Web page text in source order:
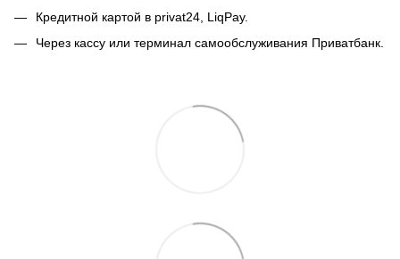
Кредитной картой в privat24, LiqPay.
Через кассу или терминал самообслуживания Приватбанк.